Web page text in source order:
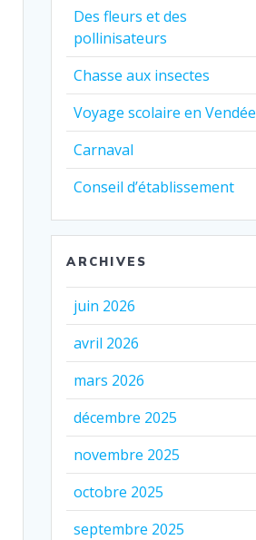
Des fleurs et des
pollinisateurs
Chasse aux insectes
Voyage scolaire en Vendée
Carnaval
Conseil d’établissement
ARCHIVES
juin 2026
avril 2026
mars 2026
décembre 2025
novembre 2025
octobre 2025
septembre 2025